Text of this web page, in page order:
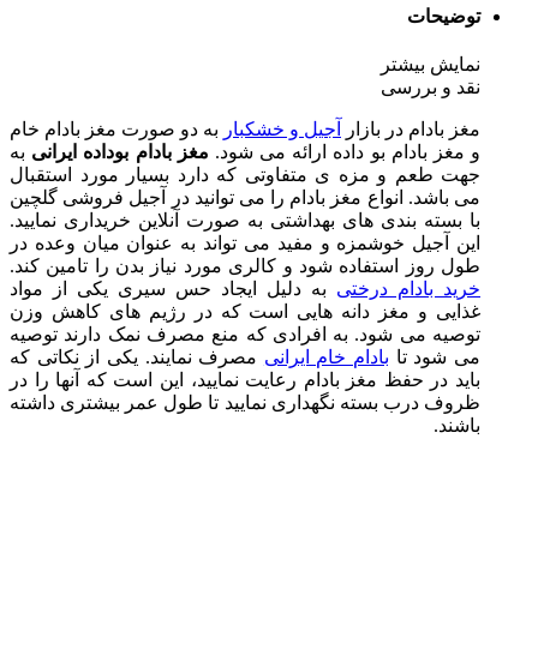
توضیحات
نمایش بیشتر
نقد و بررسی
مغز بادام در بازار آجیل و خشکبار به دو صورت مغز بادام خام
و مغز بادام بو داده ارائه می شود. مغز بادام بوداده ایرانی به
جهت طعم و مزه ی متفاوتی که دارد بسیار مورد استقبال
می باشد. انواع مغز بادام را می توانید در آجیل فروشی گلچین
با بسته بندی های بهداشتی به صورت آنلاین خریداری نمایید.
این آجیل خوشمزه و مفید می تواند به عنوان میان وعده در
طول روز استفاده شود و کالری مورد نیاز بدن را تامین کند.
خرید بادام درختی به دلیل ایجاد حس سیری یکی از مواد
غذایی و مغز دانه هایی است که در رژیم های کاهش وزن
توصیه می شود. به افرادی که منع مصرف نمک دارند توصیه
می شود تا بادام خام ایرانی مصرف نمایند. یکی از نکاتی که
باید در حفظ مغز بادام رعایت نمایید، این است که آنها را در
ظروف درب بسته نگهداری نمایید تا طول عمر بیشتری داشته
باشند.